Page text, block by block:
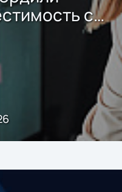
с
Sharx
данных